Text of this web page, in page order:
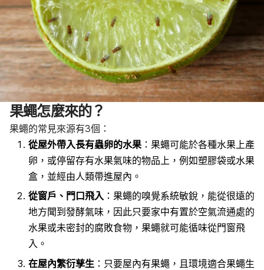
果蠅怎麼來的？
果蠅的常見來源有3個：
從屋外帶入長有蟲卵的水果：果蠅可能於各種水果上產
卵，或停留存有水果氣味的物品上，例如塑膠袋或水果
盒，並經由人類帶進屋內。
從窗戶、門口飛入 ：果蠅的嗅覺系統敏銳，能從很遠的
地方聞到發酵氣味，因此只要家中有置於空氣流通處的
水果或未密封的腐敗食物，果蠅就可能循味從門窗飛
入。
在屋內繁衍孳生 ：只要屋內有果蠅，且環境適合果蠅生